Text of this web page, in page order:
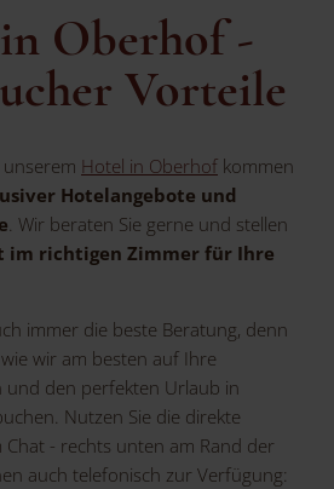
Oberhof -
Vorteile
Hotel in Oberhof kommen
Hotelangebote und
. Wir beraten Sie gerne und stellen
im richtigen Zimmer für Ihre
immer die beste Beratung, denn
wir am besten auf Ihre
und den perfekten Urlaub in
Nutzen Sie die direkte
- rechts unten am Rand der
auch telefonisch zur Verfügung: